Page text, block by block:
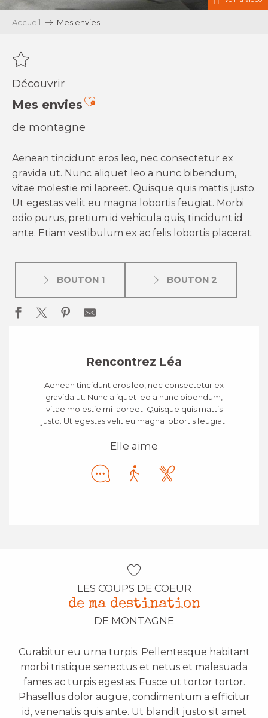
Accueil Mes envies
Découvrir
Mes enviesAjouter aux favoris
de montagne
Aenean tincidunt eros leo, nec consectetur ex
gravida ut. Nunc aliquet leo a nunc bibendum,
vitae molestie mi laoreet. Quisque quis mattis justo.
Ut egestas velit eu magna lobortis feugiat. Morbi
odio purus, pretium id vehicula quis, tincidunt id
ante. Etiam vestibulum ex ac felis lobortis placerat.
BOUTON 1 BOUTON 2
Rencontrez Léa
Aenean tincidunt eros leo, nec consectetur ex
gravida ut. Nunc aliquet leo a nunc bibendum,
vitae molestie mi laoreet. Quisque quis mattis
justo. Ut egestas velit eu magna lobortis feugiat.
Elle aime
LES COUPS DE COEUR
de ma destination
DE MONTAGNE
Curabitur eu urna turpis. Pellentesque habitant
morbi tristique senectus et netus et malesuada
fames ac turpis egestas. Fusce ut tortor tortor.
Phasellus dolor augue, condimentum a efficitur
id, venenatis quis ante. Ut blandit justo sit amet